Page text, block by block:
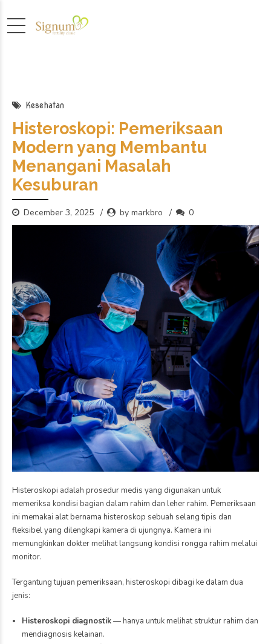
Kesehatan
Histeroskopi: Pemeriksaan
Modern yang Membantu
Menangani Masalah
Kesuburan
December 3, 2025 by markbro 0
Histeroskopi adalah prosedur medis yang digunakan untuk
memeriksa kondisi bagian dalam rahim dan leher rahim. Pemeriksaan
ini memakai alat bernama histeroskop sebuah selang tipis dan
fleksibel yang dilengkapi kamera di ujungnya. Kamera ini
memungkinkan dokter melihat langsung kondisi rongga rahim melalui
monitor.
Tergantung tujuan pemeriksaan, histeroskopi dibagi ke dalam dua
jenis:
Histeroskopi diagnostik— hanya untuk melihat struktur rahim dan
mendiagnosis kelainan.